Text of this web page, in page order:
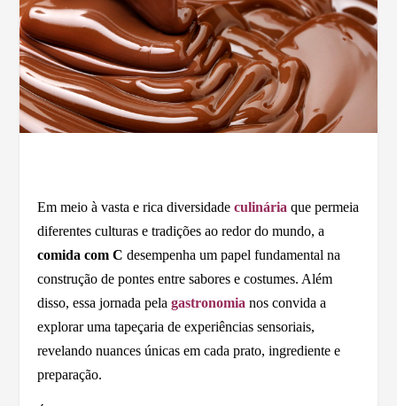
Em meio à vasta e rica diversidadeculinária que permeia
diferentes culturas e tradições ao redor do mundo, a
comida com C desempenha um papel fundamental na
construção de pontes entre sabores e costumes. Além
disso, essa jornada pelagastronomia nos convida a
explorar uma tapeçaria de experiências sensoriais,
revelando nuances únicas em cada prato, ingrediente e
preparação.